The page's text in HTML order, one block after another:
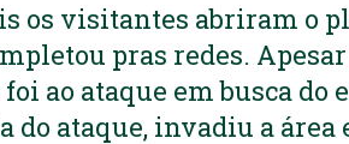
os visitantes abriram o
pras redes.
ao ataque em busca do
do ataque, invadiu a área